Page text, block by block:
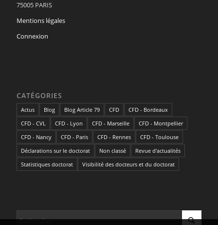
75005 PARIS
Mentions légales
Connexion
CATÉGORIES
Actus Blog Blog Article 79 CFD
CFD - Bordeaux
CFD - CVL
CFD - Lyon CFD - Marseille
CFD - Montpellier
CFD - Nancy
CFD - Paris CFD - Rennes
CFD - Toulouse
Déclarations sur le doctorat
Non classé
Revue d'actualités
Statistiques doctorat
Visibilité des docteurs et du doctorat